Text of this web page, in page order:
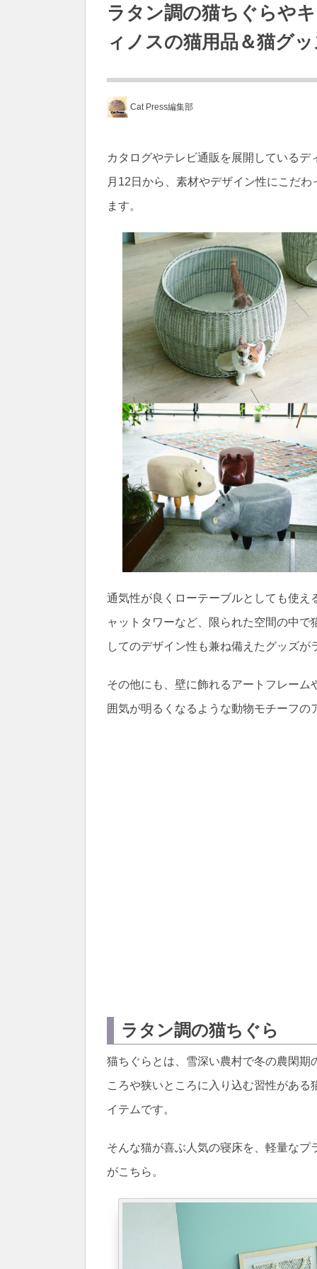
ラタン調の猫ちぐらや
ィノスの猫用品＆猫グ
Cat Press編集部
カタログやテレビ通販を展開している
月12日から、素材やデザイン性にこだ
ます。
通気性が良くローテーブルとしても使
ャットタワーなど、限られた空間の中
してのデザイン性も兼ね備えたグッズが
その他にも、壁に飾れるアートフレー
囲気が明るくなるような動物モチーフの
ラタン調の猫ちぐら
猫ちぐらとは、雪深い農村で冬の農閑
ころや狭いところに入り込む習性があ
イテムです。
そんな猫が喜ぶ人気の寝床を、軽量な
がこちら。